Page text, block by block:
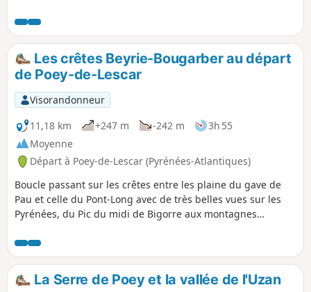
réputées miraculeuses. Cette boucle suit essentiellement le
parcours n°9 du vieux livret "32 promenades et randonnées
en Miey de Béarn". Les panneaux et le balisage (trait Jaune)
sont en place durant une bonne moitié du parcours mais
ensuite c'est plus aléatoire.
Les crêtes Beyrie-Bougarber au départ
de Poey-de-Lescar
Visorandonneur
11,18 km
+247 m -242 m
3h 55
Moyenne
Départ à Poey-de-Lescar (Pyrénées-Atlantiques)
Boucle passant sur les crêtes entre les plaine du gave de
Pau et celle du Pont-Long avec de très belles vues sur les
Pyrénées, du Pic du midi de Bigorre aux montagnes
Castet.
La Serre de Poey et la vallée de l'Uzan